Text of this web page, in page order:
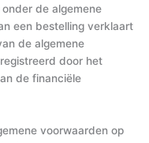
de algemene
een bestelling verklaart
de algemene
door het
de financiële
voorwaarden op